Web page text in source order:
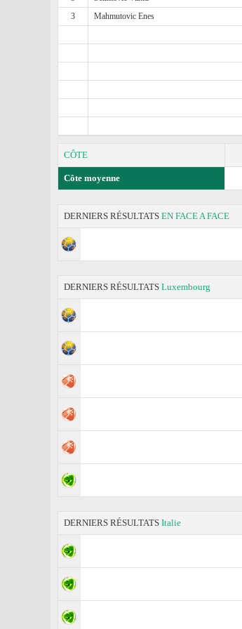
3
Mahmutovic Enes
CÔTE
Côte moyenne
DERNIERS RÉSULTATS EN FACE A FACE
DERNIERS RÉSULTATS Luxembourg
DERNIERS RÉSULTATS Italie